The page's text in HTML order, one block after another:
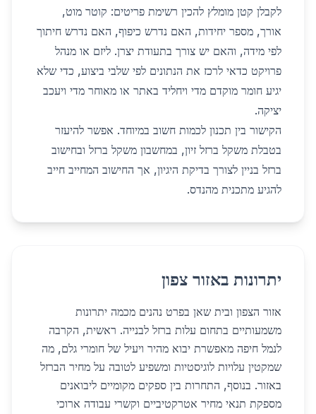
לקבלן קטן מומלץ להכין רשימת פריטים: קוטר מוט,
אורך, מספר יחידות, האם נדרש כיפוף, האם נדרש חיתוך
לפי מידה, והאם יש צורך בתעודת יצרן. ליזם או מנהל
פרויקט כדאי לרכז את הנתונים לפי שלבי ביצוע, כדי שלא
יגיע חומר מוקדם מדי ויחליד באתר או מאוחר מדי ויעכב
יציקה.
הקישור בין תכנון לכמות חשוב במיוחד. אפשר להיעזר
בטבלת משקל ברזל זיון, במחשבון משקל ברזל ובחישוב
ברזל בניין לצורך בדיקת היגיון, אך החישוב המחייב חייב
להגיע מתכנית מהנדס.
יתרונות באזור צפון
אזור הצפון ובית שאן בפרט נהנים מכמה יתרונות
משמעותיים בתחום עלות ברזל לבנייה. ראשית, הקרבה
לנמל חיפה מאפשרת יבוא מהיר ויעיל של חומרי גלם, מה
שמקטין עלויות לוגיסטיות ומשפיע לטובה על מחיר הברזל
באזור. בנוסף, התחרות בין ספקים מקומיים ליבואנים
מספקת תנאי מחיר אטרקטיביים וקשרי עבודה ארוכי